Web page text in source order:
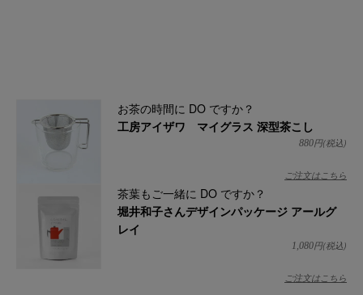
お茶の時間に DO ですか？
工房アイザワ マイグラス 深型茶こし
880円(税込)
ご注文はこちら
茶葉もご一緒に DO ですか？
堀井和子さんデザインパッケージ アールグ
レイ
1,080円(税込)
ご注文はこちら